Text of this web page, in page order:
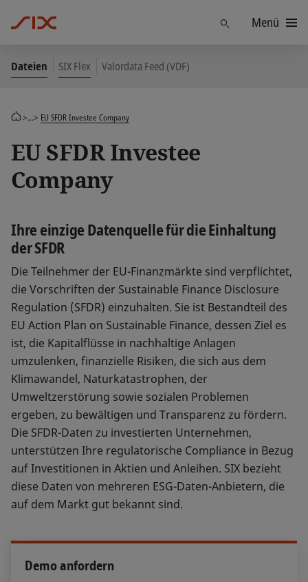
FindenMenü
Dateien SIX Flex Valordata Feed (VDF)
>...> EU SFDR Investee Company
EU SFDR Investee
Company
Ihre einzige Datenquelle für die Einhaltung
der SFDR
Die Teilnehmer der EU-Finanzmärkte sind verpflichtet,
die Vorschriften der Sustainable Finance Disclosure
Regulation (SFDR) einzuhalten. Sie ist Bestandteil des
EU Action Plan on Sustainable Finance, dessen Ziel es
ist, die Kapitalflüsse in nachhaltige Anlagen
umzulenken, finanzielle Risiken, die sich aus dem
Klimawandel, Naturkatastrophen, der
Umweltzerstörung sowie sozialen Problemen
ergeben, zu bewältigen und Transparenz zu fördern.
Die SFDR-Daten zu investierten Unternehmen,
unterstützen Ihre regulatorische Compliance in Bezug
auf Investitionen in Aktien und Anleihen. SIX bezieht
diese Daten von mehreren ESG-Daten-Anbietern, die
auf dem Markt gut bekannt sind.
Demo anfordern